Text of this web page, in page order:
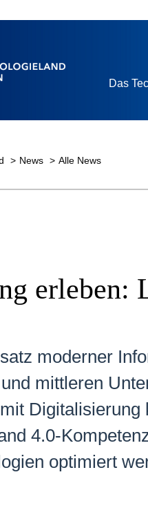
Das
News Alle News
erleben:
moderner
mittleren
Digitalisierung
4.0-
optimiert